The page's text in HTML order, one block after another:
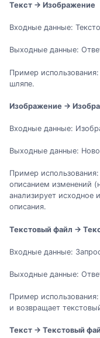
Текст → Изображение
Входные данные:
Выходные данные:
Пример
шляпе.
Изображение →
Входные данные:
Выходные данные:
Пример
описанием изменений
анализирует исходное
описания.
Текстовый файл →
Входные данные:
Выходные данные:
Пример
и возвращает
Текст → Текстовый